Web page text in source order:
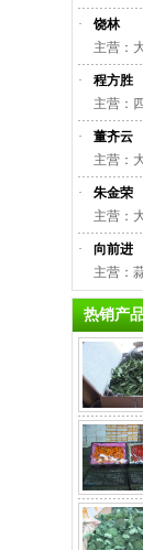
·
饶林
主营：
·
程方胜
主营：
·
董齐云
主营：
·
朱金荣
主营：
·
向前进
主营：
热销产